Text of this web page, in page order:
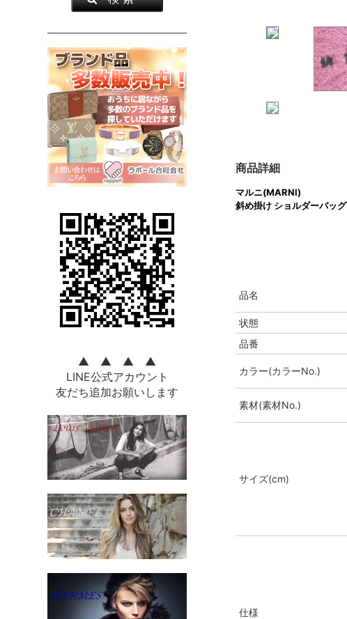
▲ ▲ ▲ ▲
LINE公式アカウント
友だち追加お願いします
商品詳細
マルニ(MARNI)
斜め掛け ショルダーバッグ
品名
状態
品番
カラー(カラーNo.)
素材(素材No.)
サイズ(cm)
仕様